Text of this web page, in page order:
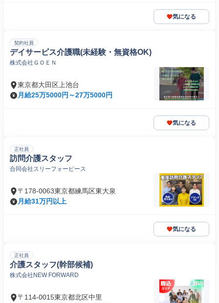
気になる
契約社員
デイサービス介護職(未経験・無資格OK)
株式会社ＧＯＥＮ
東京都大田区上池台
月給25万5000円～27万5000円
気になる
正社員
訪問介護スタッフ
合同会社スリーフォーピース
〒178-0063東京都練馬区東大泉
月給31万円以上
気になる
正社員
介護スタッフ(幹部候補)
株式会社NEW FORWARD
〒114-0015東京都北区中里